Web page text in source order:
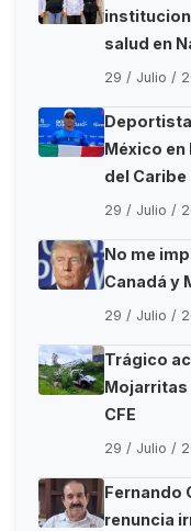
salud en
29 / Julio /
México
del Caribe
29 / Julio /
No me
Canadá y
29 / Julio /
Trágico
Mojarritas
CFE
29 / Julio /
Fernando
renuncia